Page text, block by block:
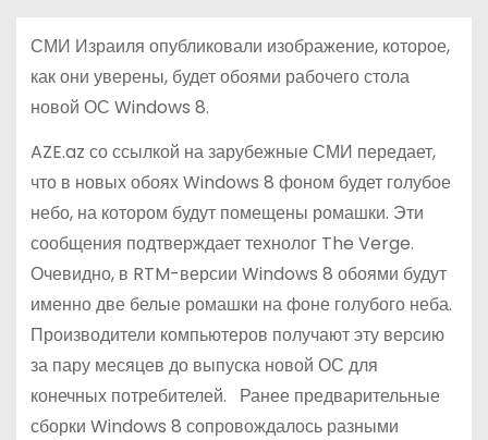
СМИ Израиля опубликовали изображение, которое,
как они уверены, будет обоями рабочего стола
новой ОС Windows 8.
AZE.az со ссылкой на зарубежные СМИ передает,
что в новых обоях Windows 8 фоном будет голубое
небо, на котором будут помещены ромашки. Эти
сообщения подтверждает технолог The Verge.
Очевидно, в RTM-версии Windows 8 обоями будут
именно две белые ромашки на фоне голубого неба.
Производители компьютеров получают эту версию
за пару месяцев до выпуска новой ОС для
конечных потребителей. Ранее предварительные
сборки Windows 8 сопровождалось разными